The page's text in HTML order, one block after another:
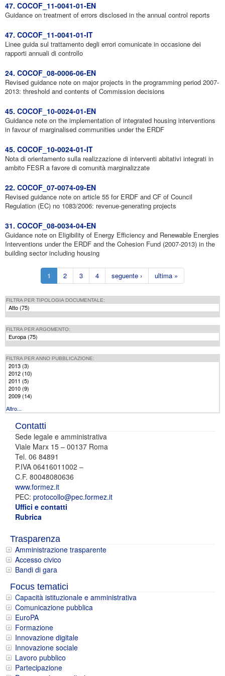
47. COCOF_11-0041-01-EN
Guidance on treatment of errors disclosed in the annual control reports
47. COCOF_11-0041-01-IT
Linee guida sul trattamento degli errori comunicate in occasione dei
rapporti annuali di controllo
24. COCOF_08-0006-06-EN
Revised guidance note on major projects in the programming period 2007-
2013: threshold and contents of Commission decisions
45. COCOF_10-0024-01-EN
Guidance note on the implementation of integrated housing interventions
in favour of marginalised communities under the ERDF
45. COCOF_10-0024-01-IT
Nota di orientamento sulla realizzazione di interventi abitativi integrati in
ambito FESR a favore di comunità marginalizzate
22. COCOF_07-0074-09-EN
Revised guidance note on article 55 for ERDF and CF of Council
Regulation (EC) no 1083/2006: revenue-generating projects
31. COCOF_08-0034-04-EN
Guidance note on Eligibility of Energy Efficiency and Renewable Energies
Interventions under the ERDF and the Cohesion Fund (2007-2013) in the
building sector including housing
1 2 3 4 seguente › ultima »
FILTRA PER TIPOLOGIA DOCUMENTALE:
Atto (75)
FILTRA PER ARGOMENTO:
Europa (75)
FILTRA PER ANNO PUBBLICAZIONE:
2013 (3)
2012 (10)
2011 (5)
2010 (9)
2009 (14)
Altro...
Contatti
Sede legale e amministrativa
Viale Marx 15 – 00137 Roma
Tel. 06 84891
P.IVA 06416011002 –
C.F. 80048080636
www.formez.it
PEC: protocollo@pec.formez.it
Uffici e contatti
Rubrica
Trasparenza
Amministrazione trasparente
Accesso civico
Bandi di gara
Focus tematici
Capacità istituzionale e amministrativa
Comunicazione pubblica
EuroPA
Formazione
Innovazione digitale
Innovazione sociale
Lavoro pubblico
Partecipazione